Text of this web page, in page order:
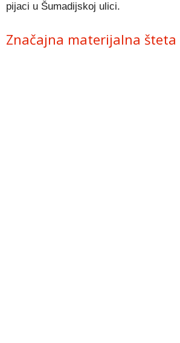
pijaci u Šumadijskoj ulici.
Značajna materijalna šteta